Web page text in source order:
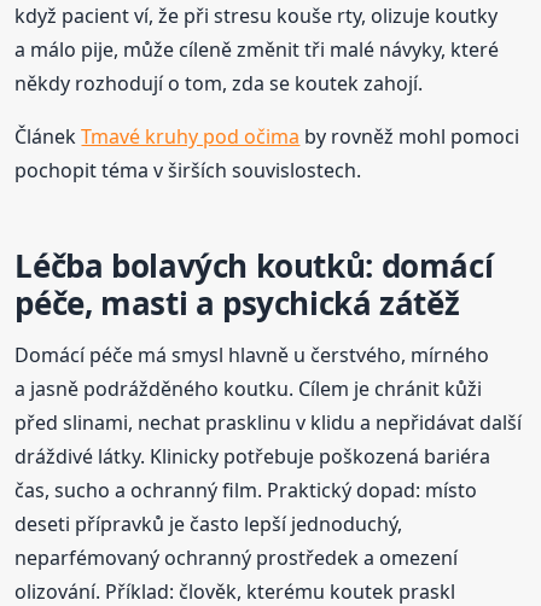
když pacient ví, že při stresu kouše rty, olizuje koutky
a málo pije, může cíleně změnit tři malé návyky, které
někdy rozhodují o tom, zda se koutek zahojí.
ČlánekTmavé kruhy pod očima by rovněž mohl pomoci
pochopit téma v širších souvislostech.
Léčba bolavých koutků: domácí
péče, masti a psychická zátěž
Domácí péče má smysl hlavně u čerstvého, mírného
a jasně podrážděného koutku. Cílem je chránit kůži
před slinami, nechat prasklinu v klidu a nepřidávat další
dráždivé látky. Klinicky potřebuje poškozená bariéra
čas, sucho a ochranný film. Praktický dopad: místo
deseti přípravků je často lepší jednoduchý,
neparfémovaný ochranný prostředek a omezení
olizování. Příklad: člověk, kterému koutek praskl